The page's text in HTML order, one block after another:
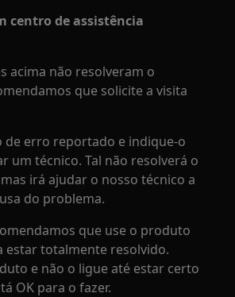
centro de assistência
acima não resolveram o
que solicite a visita
de erro reportado e indique-o
um técnico. Tal não resolverá o
irá ajudar o nosso técnico a
do problema.
que use o produto
estar totalmente resolvido.
e não o ligue até estar certo
OK para o fazer.